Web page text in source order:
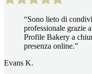
“Sono lieto di
professionale
Profile Bakery a
presenza online.”
Evans K.